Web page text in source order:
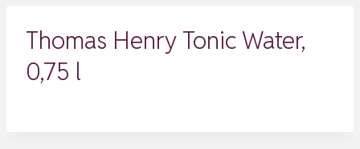
Thomas Henry Tonic Water,
0,75 l